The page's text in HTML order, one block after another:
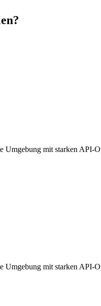
mit starken API-
mit starken API-